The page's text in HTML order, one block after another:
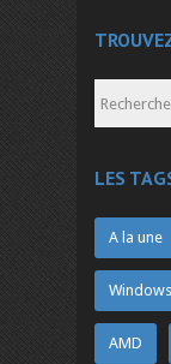
LES
A la une
AMD